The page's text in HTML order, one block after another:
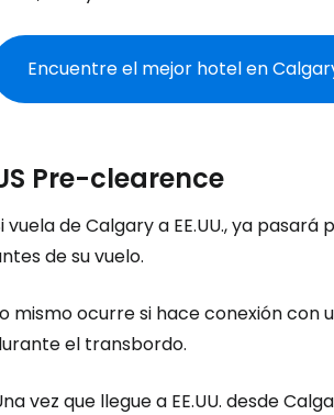
Encuentre el mejor hotel en
Pre-clearence
vuela de Calgary a EE.UU., ya
de su vuelo.
mismo ocurre si hace conexión con
el transbordo.
vez que llegue a EE.UU. desde
... la comunidad